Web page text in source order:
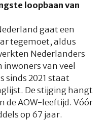
loopbaan van
gaat een
tegemoet, aldus
Nederlanders
van veel
sinds 2021 staat
De stijging hangt
de AOW-leeftijd. Vóór
op 67 jaar.